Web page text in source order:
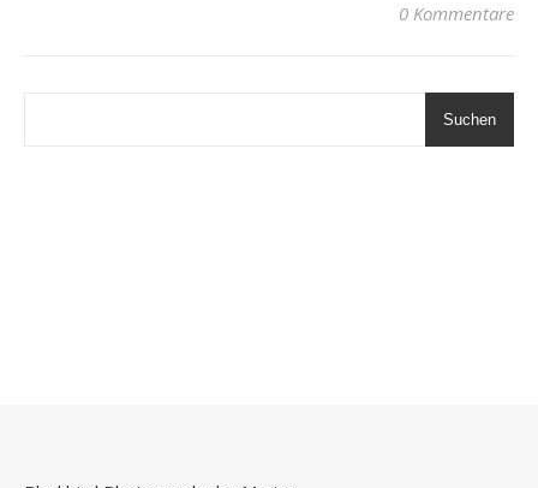
0 Kommentare
Suchen